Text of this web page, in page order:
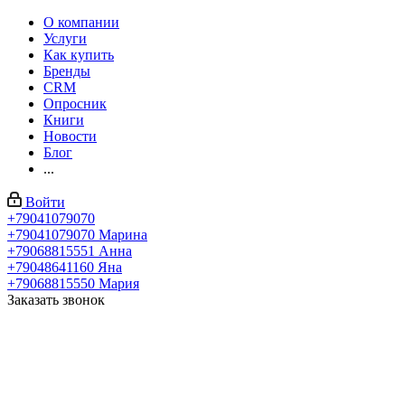
О компании
Услуги
Как купить
Бренды
CRM
Опросник
Книги
Новости
Блог
...
Войти
+79041079070
+79041079070 Марина
+79068815551 Анна
+79048641160 Яна
+79068815550 Мария
Заказать звонок